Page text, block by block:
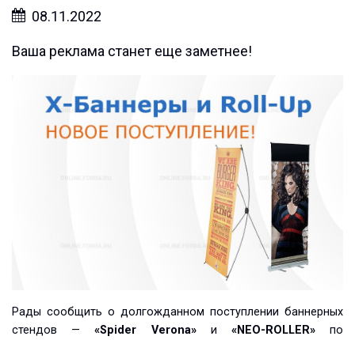
08.11.2022
Ваша реклама станет еще заметнее!
Рады сообщить о долгожданном поступлении баннерных
стендов —«Spider Verona»и «NEO-ROLLER»по